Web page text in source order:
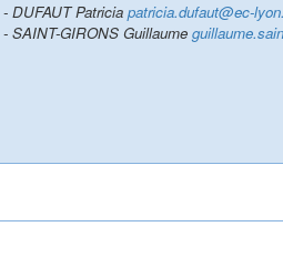
- DUFAUT Patricia patricia.dufaut@ec-
- SAINT-GIRONS Guillaume